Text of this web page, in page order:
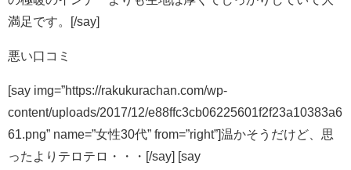
満足です。[/say]
悪い口コミ
[say img=”https://rakukurachan.com/wp-
content/uploads/2017/12/e88ffc3cb06225601f2f23a10383a6
61.png” name=”女性30代” from=”right”]温かそうだけど、思
ったよりテロテロ・・・[/say] [say